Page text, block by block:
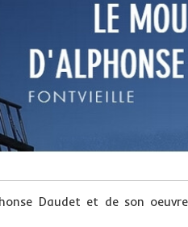
Daudet et de son